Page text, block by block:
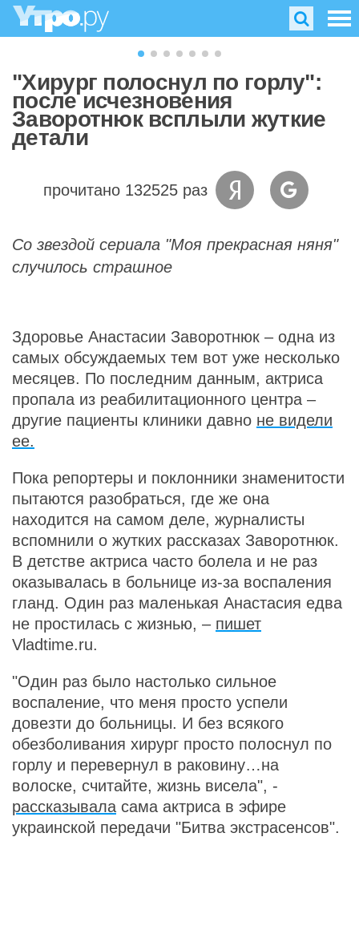
"Хирург полоснул по горлу":
после исчезновения
Заворотнюк всплыли жуткие
детали
прочитано 132525 раз
Со звездой сериала "Моя прекрасная няня"
случилось страшное
Здоровье Анастасии Заворотнюк – одна из
самых обсуждаемых тем вот уже несколько
месяцев. По последним данным, актриса
пропала из реабилитационного центра –
другие пациенты клиники давно не видели
ее.
Пока репортеры и поклонники знаменитости
пытаются разобраться, где же она
находится на самом деле, журналисты
вспомнили о жутких рассказах Заворотнюк.
В детстве актриса часто болела и не раз
оказывалась в больнице из-за воспаления
гланд. Один раз маленькая Анастасия едва
не простилась с жизнью, – пишет
Vladtime.ru.
"Один раз было настолько сильное
воспаление, что меня просто успели
довезти до больницы. И без всякого
обезболивания хирург просто полоснул по
горлу и перевернул в раковину…на
волоске, считайте, жизнь висела", -
рассказывала сама актриса в эфире
украинской передачи "Битва экстрасенсов".